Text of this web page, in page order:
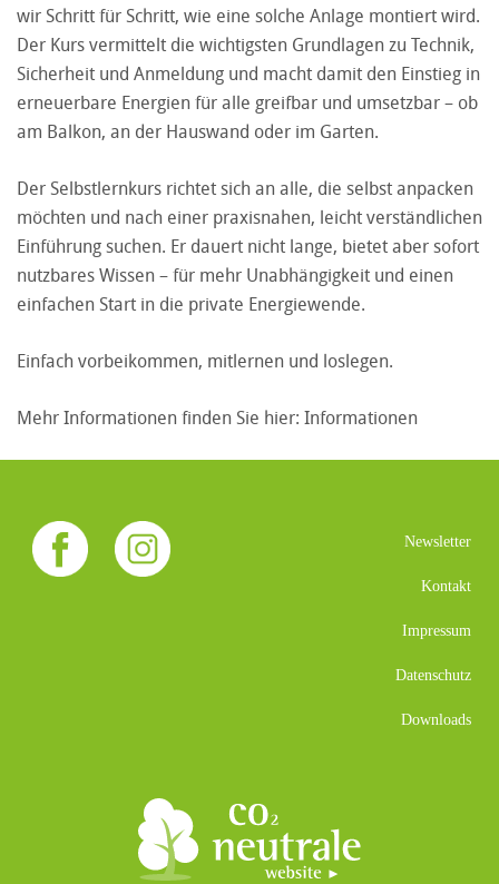
wir Schritt für Schritt, wie eine solche Anlage montiert wird.
Der Kurs vermittelt die wichtigsten Grundlagen zu Technik,
Sicherheit und Anmeldung und macht damit den Einstieg in
erneuerbare Energien für alle greifbar und umsetzbar – ob
am Balkon, an der Hauswand oder im Garten.
Der Selbstlernkurs richtet sich an alle, die selbst anpacken
möchten und nach einer praxisnahen, leicht verständlichen
Einführung suchen. Er dauert nicht lange, bietet aber sofort
nutzbares Wissen – für mehr Unabhängigkeit und einen
einfachen Start in die private Energiewende.
Einfach vorbeikommen, mitlernen und loslegen.
Mehr Informationen finden Sie hier: Informationen
Newsletter
Kontakt
Impressum
Datenschutz
Downloads